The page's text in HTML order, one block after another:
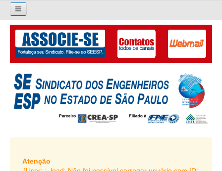
Pesquisar...
O SINDICATO
APRESENTAÇÃO
PALAVRA DO PRESIDENTE
DIRETORIA
LIVRO GESTÃO 2026-2029
Atenção